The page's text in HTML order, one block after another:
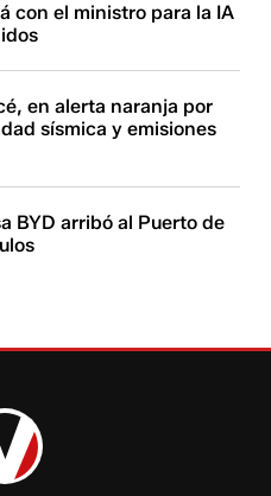
con el ministro para la IA
en alerta naranja por
sísmica y emisiones
BYD arribó al Puerto de